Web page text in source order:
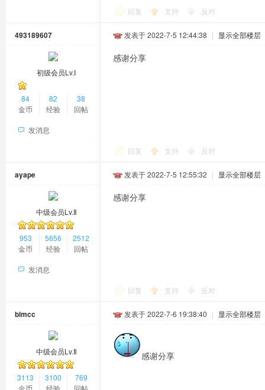
回复 支持 反对
493189607
初级会员Lv.Ⅰ
84
金币
82
经验
38
回帖
发消息
发表于 2022-7-5 12:44:38 | 显示全部楼层
感谢分享
回复 支持 反对
ayape
中级会员Lv.Ⅱ
953
金币
5656
经验
2512
回帖
发消息
发表于 2022-7-5 12:55:32 | 显示全部楼层
感谢分享
回复 支持 反对
blmcc
中级会员Lv.Ⅱ
3113
金币
3100
经验
769
回帖
发表于 2022-7-6 19:38:40 | 显示全部楼层
感谢分享